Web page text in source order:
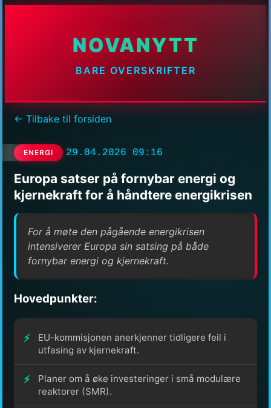
NOVANYTT
BARE OVERSKRIFTER
← Tilbake til forsiden
ENERGI 29.04.2026 09:16
Europa satser på fornybar energi og
kjernekraft for å håndtere energikrisen
For å møte den pågående energikrisen
intensiverer Europa sin satsing på både
fornybar energi og kjernekraft.
Hovedpunkter:
EU-kommisjonen anerkjenner tidligere feil i
utfasing av kjernekraft.
Planer om å øke investeringer i små modulære
reaktorer (SMR).